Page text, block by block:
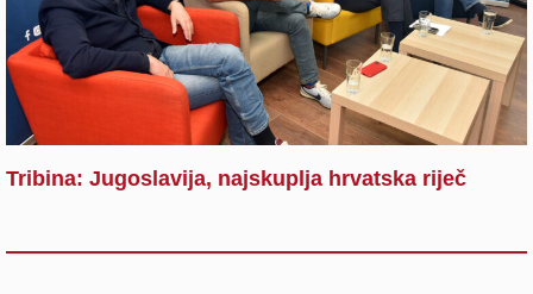
Tribina: Jugoslavija, najskuplja hrvatska riječ